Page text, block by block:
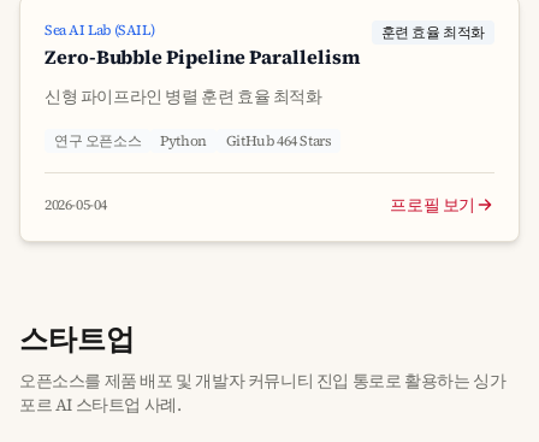
Sea AI Lab (SAIL)
Zero-Bubble Pipeline Parallelism
훈련 효율 최적화
신형 파이프라인 병렬 훈련 효율 최적화
연구 오픈소스 Python GitHub 464 Stars
2026-05-04 프로필 보기
스타트업
오픈소스를 제품 배포 및 개발자 커뮤니티 진입 통로로 활용하는 싱가
포르 AI 스타트업 사례.